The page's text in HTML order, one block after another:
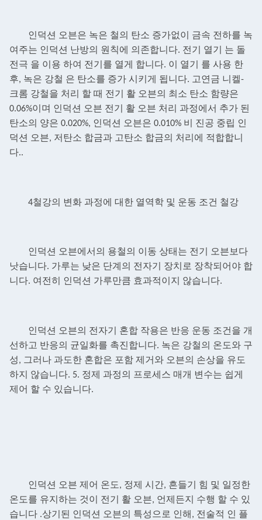
인덕션 오븐은 녹은 철의 탄소 증가없이 금속 전하를 녹
여주는 인덕션 난방의 원칙에 의존합니다. 전기
열기 는 돌
전극 을 이용 하여 전기를 열게 합니다. 이 열기 를 사용 한
후, 녹은 강철 은 탄소를 증가 시키게 됩니다. 고연금 니켈-
크롬 강철을 처리 할 때 전기 활 오븐의 최소 탄소 함량은
0.06%이며 인덕션 오븐 전기 활 오븐 처리 과정에서 추가 된
탄소의 양은 0.020%, 인덕션 오븐은 0.010% 비 진공 중립 인
덕션 오븐, 저탄소 합금과 고탄소 합금의 처리에 적합합니
다..
4철강의 변화 과정에 대한 열역학 및 운동 조건 철강
인덕션 오븐에서의 용철의 이동 상태는 전기 오븐보다
낫습니다. 가루는 낮은 단계의 전자기 장치로 장착되어야 합
니다. 여전히 인덕션 가루만큼 효과적이지 않습니다.
인덕션 오븐의 전자기 혼합 작용은 반응 운동 조건을 개
선하고 반응의 균일화를 촉진합니다. 녹은 강철의 온도와 구
성, 그러나 과도한 혼합은 포함 제거와 오븐의 손상을 유도
하지 않습니다. 5. 정제 과정의 프로세스 매개 변수는 쉽게
제어 할 수 있습니다.
인덕션 오븐 제어 온도, 정제 시간, 흔들기 힘 및 일정한
온도를 유지하는 것이
전기 활 오븐, 언제든지 수행 할 수 있
습니다 .상기된 인덕션 오븐의 특성으로 인해, 전술적 인 플